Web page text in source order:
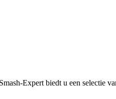
Expert biedt u een selectie